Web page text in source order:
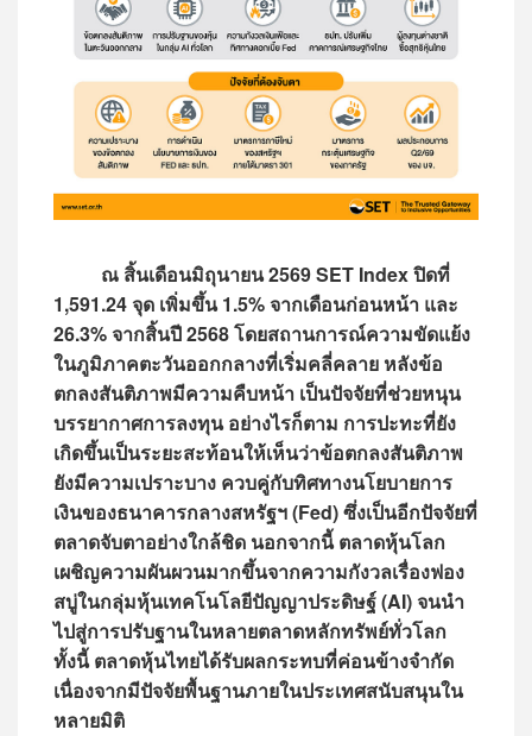
ณ สิ้นเดือนมิถุนายน 2569 SET Index ปิดที่
1,591.24 จุด เพิ่มขึ้น 1.5% จากเดือนก่อนหน้า และ
26.3% จากสิ้นปี 2568 โดยสถานการณ์ความขัดแย้ง
ในภูมิภาคตะวันออกกลางที่เริ่มคลี่คลาย หลังข้อ
ตกลงสันติภาพมีความคืบหน้า เป็นปัจจัยที่ช่วยหนุน
บรรยากาศการลงทุน อย่างไรก็ตาม การปะทะที่ยัง
เกิดขึ้นเป็นระยะสะท้อนให้เห็นว่าข้อตกลงสันติภาพ
ยังมีความเปราะบาง ควบคู่กับทิศทางนโยบายการ
เงินของธนาคารกลางสหรัฐฯ (Fed) ซึ่งเป็นอีกปัจจัยที่
ตลาดจับตาอย่างใกล้ชิด นอกจากนี้ ตลาดหุ้นโลก
เผชิญความผันผวนมากขึ้นจากความกังวลเรื่องฟอง
สบู่ในกลุ่มหุ้นเทคโนโลยีปัญญาประดิษฐ์ (AI) จนนำ
ไปสู่การปรับฐานในหลายตลาดหลักทรัพย์ทั่วโลก
ทั้งนี้ ตลาดหุ้นไทยได้รับผลกระทบที่ค่อนข้างจำกัด
เนื่องจากมีปัจจัยพื้นฐานภายในประเทศสนับสนุนใน
หลายมิติ